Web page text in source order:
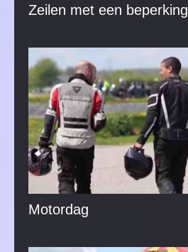
Zeilen met een beperking
Motordag